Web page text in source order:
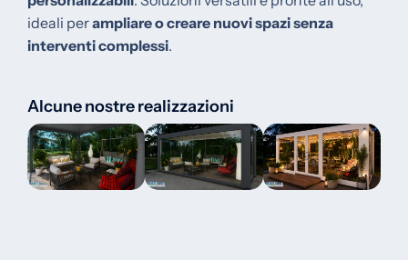
ideali perampliare o creare nuovi spazi senza
interventi complessi.
Alcune nostre realizzazioni